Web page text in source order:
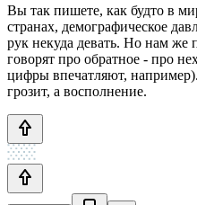
Вы так пишете, как будто в
странах, демографическое
рук некуда девать. Но нам же
говорят про обратное - про
цифры впечатляют,
грозит, а восполнение.